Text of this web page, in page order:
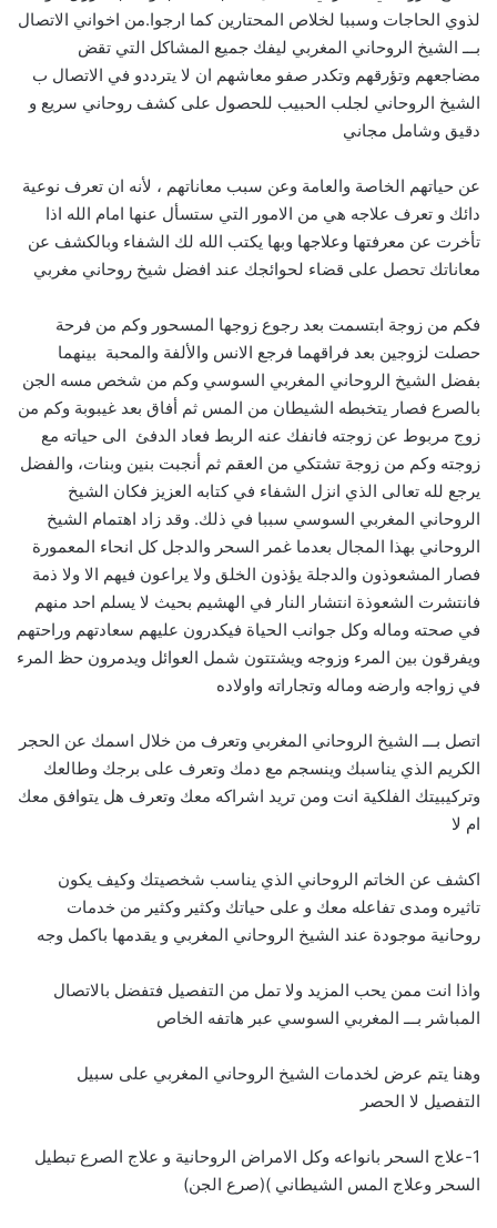
لذوي الحاجات وسببا لخلاص المحتارين كما ارجوا.من اخواني الاتصال
بـــ الشيخ الروحاني المغربي ليفك جميع المشاكل التي تقض
مضاجعهم وتؤرقهم وتكدر صفو معاشهم ان لا يترددو في الاتصال ب
الشيخ الروحاني لجلب الحبيب للحصول على كشف روحاني سريع و
دقيق وشامل مجاني
عن حياتهم الخاصة والعامة وعن سبب معاناتهم ، لأنه ان تعرف نوعية
دائك و تعرف علاجه هي من الامور التي ستسأل عنها امام الله اذا
تأخرت عن معرفتها وعلاجها وبها يكتب الله لك الشفاء وبالكشف عن
معاناتك تحصل على قضاء لحوائجك عند افضل شيخ روحاني مغربي
فكم من زوجة ابتسمت بعد رجوع زوجها المسحور وكم من فرحة
حصلت لزوجين بعد فراقهما فرجع الانس والألفة والمحبة بينهما
بفضل الشيخ الروحاني المغربي السوسي وكم من شخص مسه الجن
بالصرع فصار يتخبطه الشيطان من المس ثم أفاق بعد غيبوبة وكم من
زوج مربوط عن زوجته فانفك عنه الربط فعاد الدفئ الى حياته مع
زوجته وكم من زوجة تشتكي من العقم ثم أنجبت بنين وبنات، والفضل
يرجع لله تعالى الذي انزل الشفاء في كتابه العزيز فكان الشيخ
الروحاني المغربي السوسي سببا في ذلك. وقد زاد اهتمام الشيخ
الروحاني بهذا المجال بعدما غمر السحر والدجل كل انحاء المعمورة
فصار المشعوذون والدجلة يؤذون الخلق ولا يراعون فيهم الا ولا ذمة
فانتشرت الشعوذة انتشار النار في الهشيم بحيث لا يسلم احد منهم
في صحته وماله وكل جوانب الحياة فيكدرون عليهم سعادتهم وراحتهم
ويفرقون بين المرء وزوجه ويشتتون شمل العوائل ويدمرون حظ المرء
في زواجه وارضه وماله وتجاراته واولاده
اتصل بـــ الشيخ الروحاني المغربي وتعرف من خلال اسمك عن الحجر
الكريم الذي يناسبك وينسجم مع دمك وتعرف على برجك وطالعك
وتركيبيتك الفلكية انت ومن تريد اشراكه معك وتعرف هل يتوافق معك
ام لا
اكشف عن الخاتم الروحاني الذي يناسب شخصيتك وكيف يكون
تاثيره ومدى تفاعله معك و على حياتك وكثير وكثير من خدمات
روحانية موجودة عند الشيخ الروحاني المغربي و يقدمها باكمل وجه
واذا انت ممن يحب المزيد ولا تمل من التفصيل فتفضل بالاتصال
المباشر بـــ المغربي السوسي عبر هاتفه الخاص
وهنا يتم عرض لخدمات الشيخ الروحاني المغربي على سبيل
التفصيل لا الحصر
1-علاج السحر بانواعه وكل الامراض الروحانية و علاج الصرع تبطيل
السحر وعلاج المس الشيطاني )(صرع الجن)